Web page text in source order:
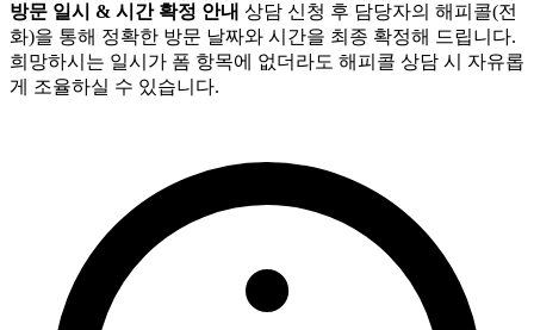
방문 일시 & 시간 확정 안내 상담 신청 후 담당자의 해피콜(전
화)을 통해 정확한 방문 날짜와 시간을 최종 확정해 드립니다.
희망하시는 일시가 폼 항목에 없더라도 해피콜 상담 시 자유롭
게 조율하실 수 있습니다.